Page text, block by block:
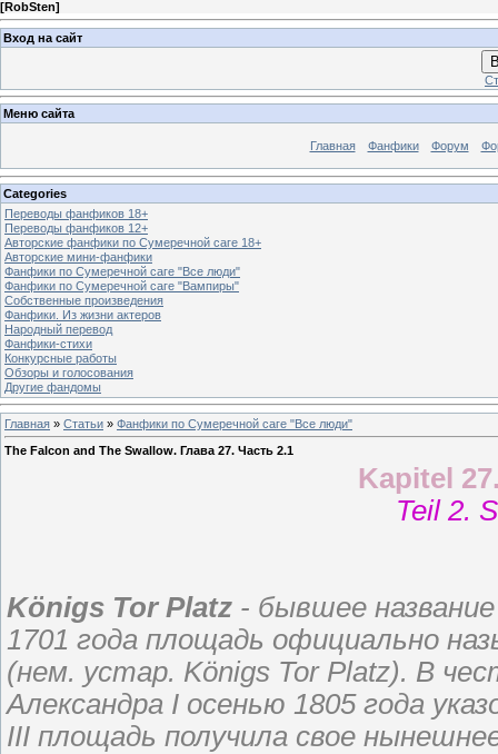
[RobSten]
Вход на сайт
Меню сайта
Главная Фанфики Форум
Categories
Переводы фанфиков 18+
Переводы фанфиков 12+
Авторские фанфики по Сумеречной саге 18+
Авторские мини-фанфики
Фанфики по Сумеречной саге "Все люди"
Фанфики по Сумеречной саге "Вампиры"
Собственные произведения
Фанфики. Из жизни актеров
Народный перевод
Фанфики-стихи
Конкурсные работы
Обзоры и голосования
Другие фандомы
Главная » Статьи » Фанфики по Сумеречной саге "Все люди"
The Falcon and The Swallow. Глава 27. Часть 2.1
Kapitel
Teil 2.
Königs Tor Platz - бывшее
1701 года площадь официально
(нем. устар. Königs Tor Platz). В
Александра I осенью 1805 года
III площадь получила свое